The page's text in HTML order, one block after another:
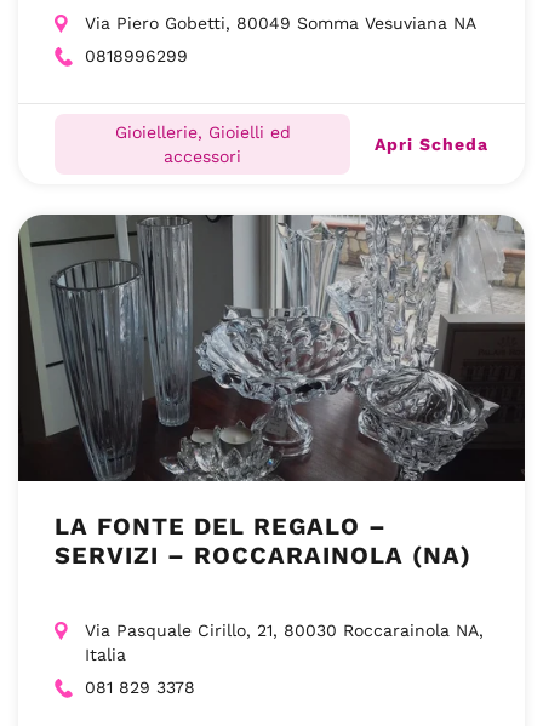
Via Piero Gobetti, 80049 Somma Vesuviana NA
0818996299
Gioiellerie, Gioielli ed
accessori
Apri Scheda
LA FONTE DEL REGALO –
SERVIZI – ROCCARAINOLA (NA)
Via Pasquale Cirillo, 21, 80030 Roccarainola NA,
Italia
081 829 3378